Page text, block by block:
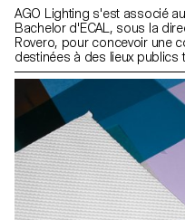
AGO Lighting s'est associé
Bachelor d'ECAL, sous la
Rovero, pour concevoir une
destinées à des lieux
d'hôtel, des cafés, etc. En
l'aspect spatial de la
concevoir des structures
fournis par AGO et inspirées
que de créer de simples